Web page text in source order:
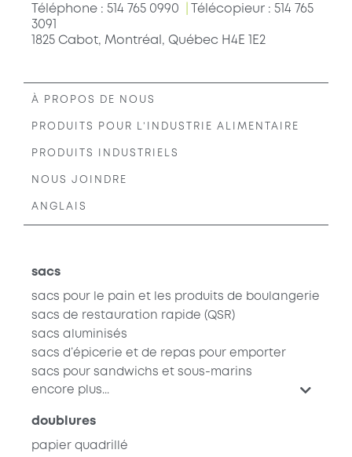
Téléphone : 514 765 0990
Télécopieur : 514 765
3091
1825 Cabot, Montréal, Québec H4E 1E2
À PROPOS DE NOUS
PRODUITS POUR L’INDUSTRIE ALIMENTAIRE
PRODUITS INDUSTRIELS
NOUS JOINDRE
ANGLAIS
sacs
sacs pour le pain et les produits de boulangerie
sacs de restauration rapide (QSR)
sacs aluminisés
sacs d’épicerie et de repas pour emporter
sacs pour sandwichs et sous-marins
encore plus...
doublures
papier quadrillé